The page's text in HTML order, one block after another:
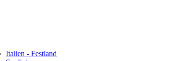
Italien - Festland